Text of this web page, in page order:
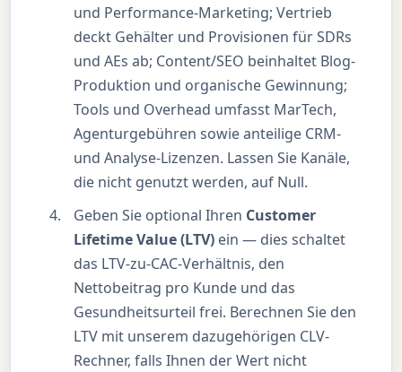
und Performance-Marketing; Vertrieb
deckt Gehälter und Provisionen für SDRs
und AEs ab; Content/SEO beinhaltet Blog-
Produktion und organische Gewinnung;
Tools und Overhead umfasst MarTech,
Agenturgebühren sowie anteilige CRM-
und Analyse-Lizenzen. Lassen Sie Kanäle,
die nicht genutzt werden, auf Null.
Geben Sie optional Ihren Customer
Lifetime Value (LTV) ein — dies schaltet
das LTV-zu-CAC-Verhältnis, den
Nettobeitrag pro Kunde und das
Gesundheitsurteil frei. Berechnen Sie den
LTV mit unserem dazugehörigen CLV-
Rechner, falls Ihnen der Wert nicht